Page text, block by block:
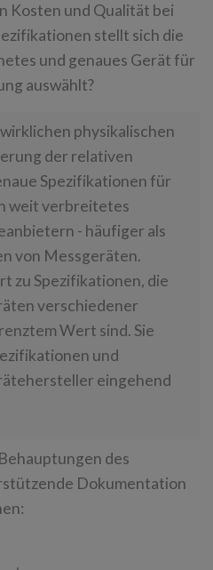
Kosten und Qualität bei
stellt sich die
und genaues Gerät für
auswählt?
physikalischen
der relativen
Spezifikationen für
weit verbreitetes
- häufiger als
von Messgeräten.
zu Spezifikationen, die
verschiedener
Wert sind. Sie
und
eingehend
des
Dokumentation